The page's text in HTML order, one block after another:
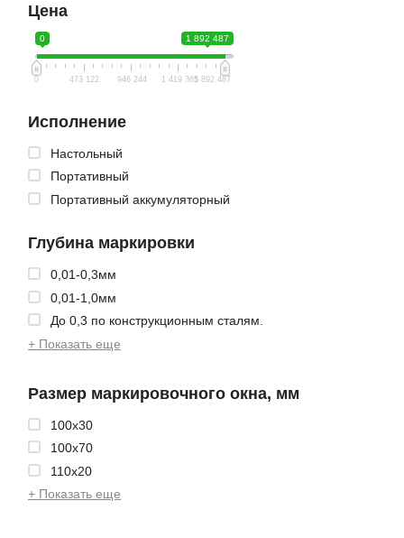
Цена
0 1 892 487
0 473 122 946 244 1 419 3651 892 487
Исполнение
Настольный
Портативный
Портативный аккумуляторный
Глубина маркировки
0,01-0,3мм
0,01-1,0мм
До 0,3 по конструкционным сталям.
+ Показать еще
Размер маркировочного окна, мм
100x30
100x70
110x20
+ Показать еще